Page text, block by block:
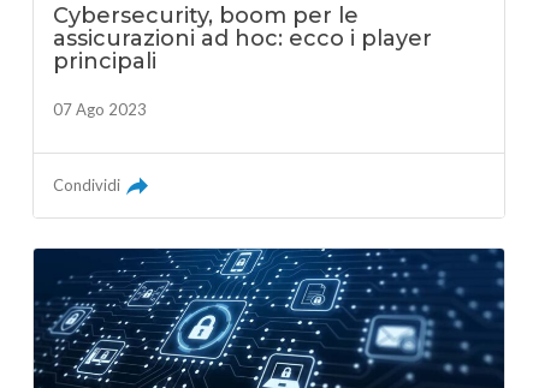
Cybersecurity, boom per le
assicurazioni ad hoc: ecco i player
principali
07 Ago 2023
Condividi